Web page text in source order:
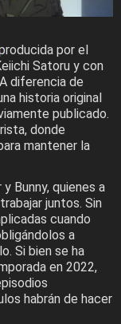
por el
Satoru y con
diferencia de
historia original
publicado.
donde
mantener la
Bunny, quienes a
juntos. Sin
cuando
a
Si bien se ha
en 2022,
habrán de hacer